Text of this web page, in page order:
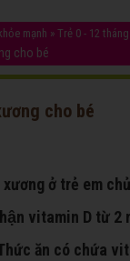
mạnh » Trẻ 0 - 12 tháng
cho bé
cho bé
ở trẻ em
vitamin D từ 2
ăn có chứa